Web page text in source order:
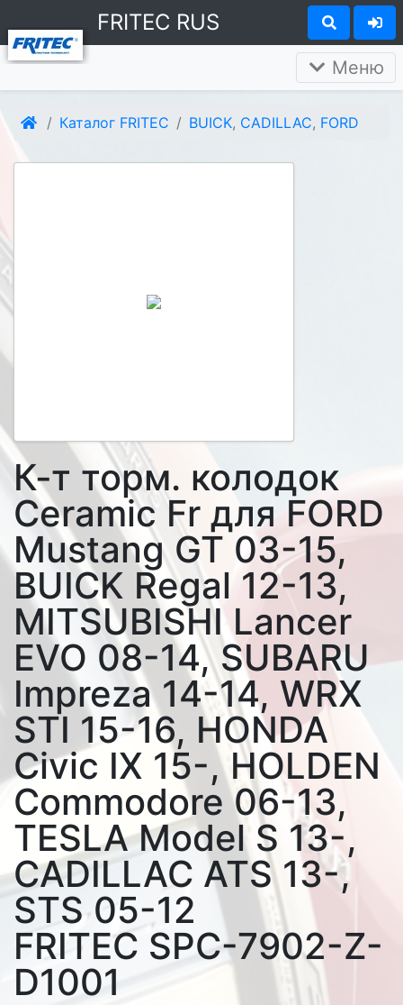
FRITEC RUS
Меню
Каталог FRITEC BUICK, CADILLAC, FORD
К-т торм. колодок
Ceramic Fr для FORD
Mustang GT 03-15,
BUICK Regal 12-13,
MITSUBISHI Lancer
EVO 08-14, SUBARU
Impreza 14-14, WRX
STI 15-16, HONDA
Civic IX 15-, HOLDEN
Commodore 06-13,
TESLA Model S 13-,
CADILLAC ATS 13-,
STS 05-12
FRITEC SPC-7902-Z-
D1001